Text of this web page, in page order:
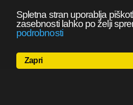
Spletna stran uporablja
zasebnosti lahko po želji
podrobnosti
Zapri